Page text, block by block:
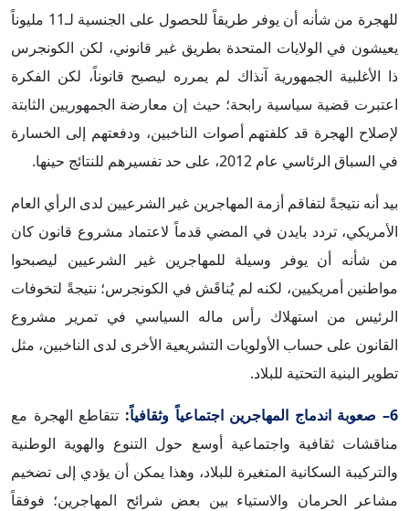
للهجرة من شأنه أن يوفر طريقاً للحصول على الجنسية لـ11 مليوناً
يعيشون في الولايات المتحدة بطريق غير قانوني، لكن الكونجرس
ذا الأغلبية الجمهورية آنذاك لم يمرره ليصبح قانوناً، لكن الفكرة
اعتبرت قضية سياسية رابحة؛ حيث إن معارضة الجمهوريين الثابتة
لإصلاح الهجرة قد كلفتهم أصوات الناخبين، ودفعتهم إلى الخسارة
في السباق الرئاسي عام 2012، على حد تفسيرهم للنتائج حينها.
بيد أنه نتيجةً لتفاقم أزمة المهاجرين غير الشرعيين لدى الرأي العام
الأمريكي، تردد بايدن في المضي قدماً لاعتماد مشروع قانون كان
من شأنه أن يوفر وسيلة للمهاجرين غير الشرعيين ليصبحوا
مواطنين أمريكيين، لكنه لم يُناقَش في الكونجرس؛ نتيجةً لتخوفات
الرئيس من استهلاك رأس ماله السياسي في تمرير مشروع
القانون على حساب الأولويات التشريعية الأخرى لدى الناخبين، مثل
تطوير البنية التحتية للبلاد.
6– صعوبة اندماج المهاجرين اجتماعياً وثقافياً:
تتقاطع الهجرة مع
مناقشات ثقافية واجتماعية أوسع حول التنوع والهوية الوطنية
والتركيبة السكانية المتغيرة للبلاد، وهذا يمكن أن يؤدي إلى تضخيم
مشاعر الحرمان والاستياء بين بعض شرائح المهاجرين؛ فوفقاً